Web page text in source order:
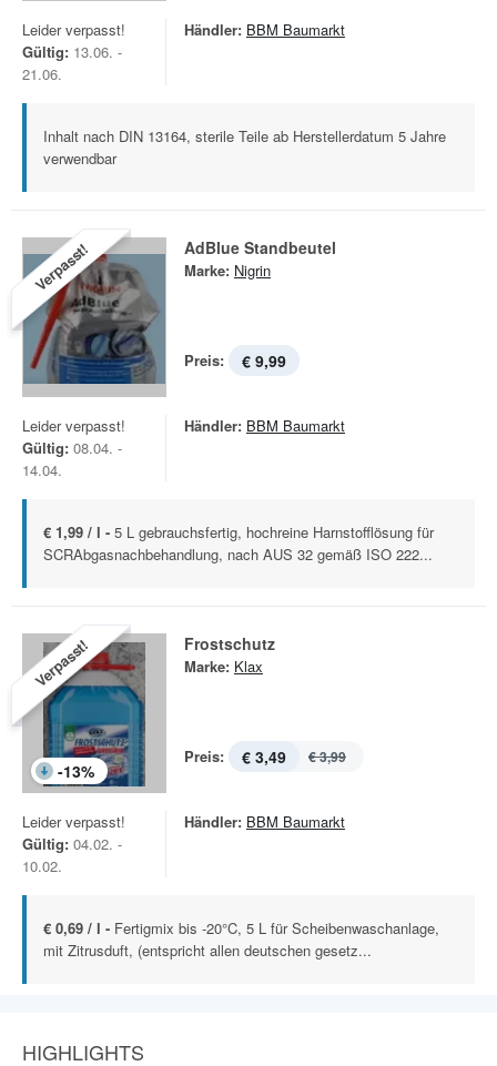
Leider verpasst!
Gültig: 13.06. -
21.06.
Händler: BBM Baumarkt
Inhalt nach DIN 13164, sterile Teile ab Herstellerdatum 5 Jahre
verwendbar
Verpasst! AdBlue Standbeutel
Marke: Nigrin
Preis: € 9,99
Leider verpasst!
Gültig: 08.04. -
14.04.
Händler: BBM Baumarkt
€ 1,99 / l - 5 L gebrauchsfertig, hochreine Harnstofflösung für
SCRAbgasnachbehandlung, nach AUS 32 gemäß ISO 222...
Verpasst!
-13%
Frostschutz
Marke: Klax
Preis: € 3,49 € 3,99
Leider verpasst!
Gültig: 04.02. -
10.02.
Händler: BBM Baumarkt
€ 0,69 / l - Fertigmix bis -20°C, 5 L für Scheibenwaschanlage,
mit Zitrusduft, (entspricht allen deutschen gesetz...
HIGHLIGHTS